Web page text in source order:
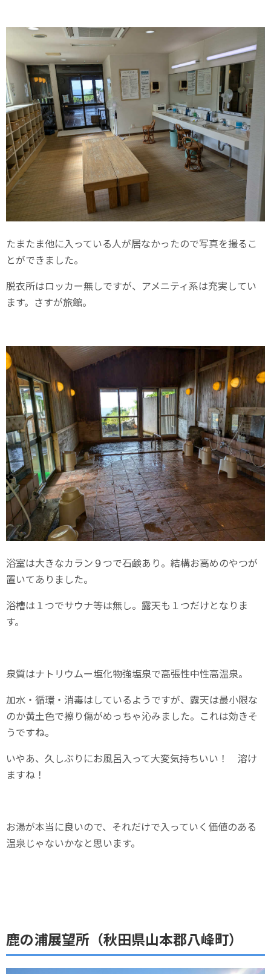
たまたま他に入っている人が居なかったので写真を撮るこ
とができました。
脱衣所はロッカー無しですが、アメニティ系は充実してい
ます。さすが旅館。
浴室は大きなカラン９つで石鹸あり。結構お高めのやつが
置いてありました。
浴槽は１つでサウナ等は無し。露天も１つだけとなりま
す。
泉質はナトリウムー塩化物強塩泉で高張性中性高温泉。
加水・循環・消毒はしているようですが、露天は最小限な
のか黄土色で擦り傷がめっちゃ沁みました。これは効きそ
うですね。
いやあ、久しぶりにお風呂入って大変気持ちいい！ 溶け
ますね！
お湯が本当に良いので、それだけで入っていく価値のある
温泉じゃないかなと思います。
鹿の浦展望所（秋田県山本郡八峰町）